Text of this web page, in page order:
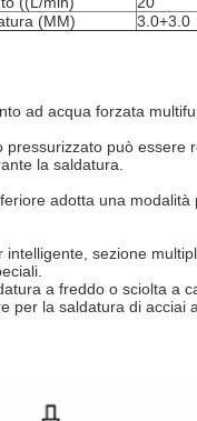
(MM)
3.0+3.0
ad acqua forzata
pressurizzato può essere
la saldatura.
adotta una
intelligente, sezione
a freddo o sciolta a
per la saldatura di acciai